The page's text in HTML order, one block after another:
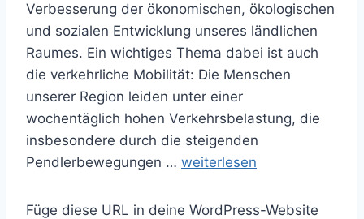
Verbesserung der ökonomischen, ökologischen
und sozialen Entwicklung unseres ländlichen
Raumes. Ein wichtiges Thema dabei ist auch
die verkehrliche Mobilität: Die Menschen
unserer Region leiden unter einer
wochentäglich hohen Verkehrs­belastung, die
insbesondere durch die steigenden
Pendlerbewegungen … K
m
weiterlesen
Füge diese URL in deine WordPress-Website